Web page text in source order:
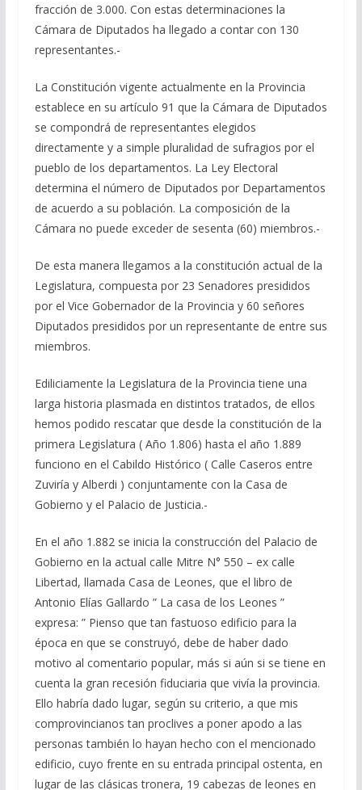
fracción de 3.000. Con estas determinaciones la
Cámara de Diputados ha llegado a contar con 130
representantes.-
La Constitución vigente actualmente en la Provincia
establece en su artículo 91 que la Cámara de Diputados
se compondrá de representantes elegidos
directamente y a simple pluralidad de sufragios por el
pueblo de los departamentos. La Ley Electoral
determina el número de Diputados por Departamentos
de acuerdo a su población. La composición de la
Cámara no puede exceder de sesenta (60) miembros.-
De esta manera llegamos a la constitución actual de la
Legislatura, compuesta por 23 Senadores presididos
por el Vice Gobernador de la Provincia y 60 señores
Diputados presididos por un representante de entre sus
miembros.
Ediliciamente la Legislatura de la Provincia tiene una
larga historia plasmada en distintos tratados, de ellos
hemos podido rescatar que desde la constitución de la
primera Legislatura ( Año 1.806) hasta el año 1.889
funciono en el Cabildo Histórico ( Calle Caseros entre
Zuviría y Alberdi ) conjuntamente con la Casa de
Gobierno y el Palacio de Justicia.-
En el año 1.882 se inicia la construcción del Palacio de
Gobierno en la actual calle Mitre N° 550 – ex calle
Libertad, llamada Casa de Leones, que el libro de
Antonio Elías Gallardo ” La casa de los Leones ”
expresa: ” Pienso que tan fastuoso edificio para la
época en que se construyó, debe de haber dado
motivo al comentario popular, más si aún si se tiene en
cuenta la gran recesión fiduciaria que vivía la provincia.
Ello habría dado lugar, según su criterio, a que mis
comprovincianos tan proclives a poner apodo a las
personas también lo hayan hecho con el mencionado
edificio, cuyo frente en su entrada principal ostenta, en
lugar de las clásicas tronera, 19 cabezas de leones en